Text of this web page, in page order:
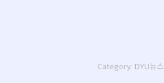
Category: DYU뉴스